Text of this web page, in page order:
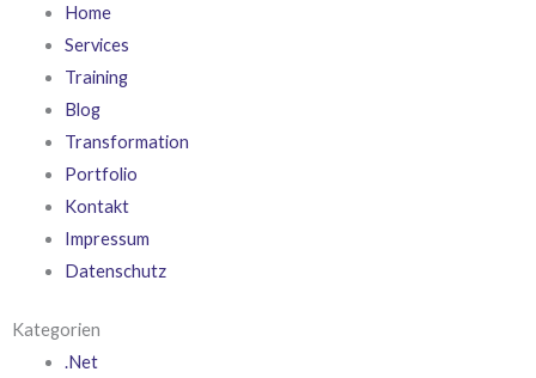
Home
Services
Training
Blog
Transformation
Portfolio
Kontakt
Impressum
Datenschutz
Kategorien
.Net